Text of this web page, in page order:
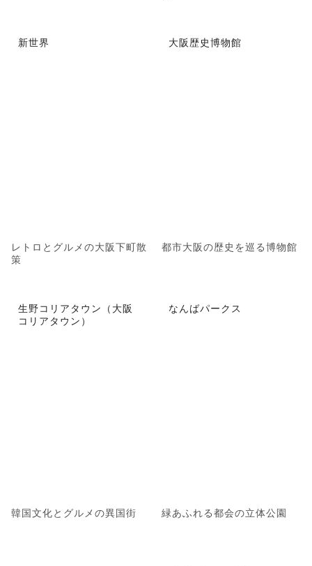
新世界
レトロとグルメの大阪下町散
策
大阪歴史博物館
都市大阪の歴史を巡る博物館
生野コリアタウン（大阪
コリアタウン）
韓国文化とグルメの異国街
なんばパークス
緑あふれる都会の立体公園